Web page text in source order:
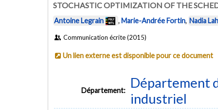
STOCHASTIC OPTIMIZATION OF THE
Antoine Legrain ,Marie-Andrée Fortin, Nadia
Communication écrite (2015)
Un lien externe est disponible pour ce document
Département:
Département
industriel